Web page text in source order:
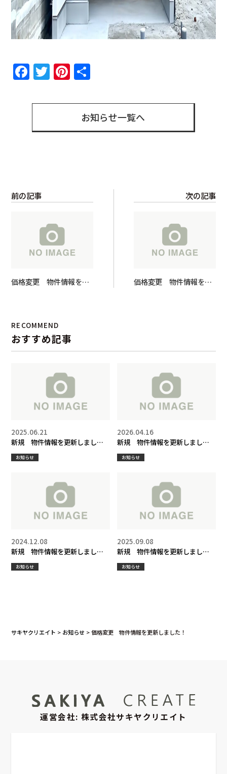
Facebook
TwitterPinterest
お知らせ一覧へ
前の記事
価格変更 物件情報を更
次の記事
価格変更 物件情報を更
RECOMMEND
おすすめ記事
新規 物件情報を更新しまし
た！
2025.06.21
お知らせ
新規 物件情報を更新しまし
た！
2026.04.16
お知らせ
新規 物件情報を更新しまし
た！
2024.12.08
お知らせ
新規 物件情報を更新しまし
た！
2025.09.08
お知らせ
サキヤクリエイト > お知らせ >価格変更 物件情報を更新しました！
運営会社: 株式会社サキヤクリエイト